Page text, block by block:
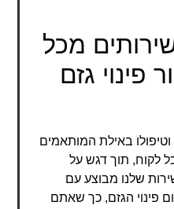
מכל
פינוי גזם
וטיפולו באילת המותאמים
לקוח, תוך דגש על
שלנו מבוצע עם
פינוי הגזם, כך שאתם